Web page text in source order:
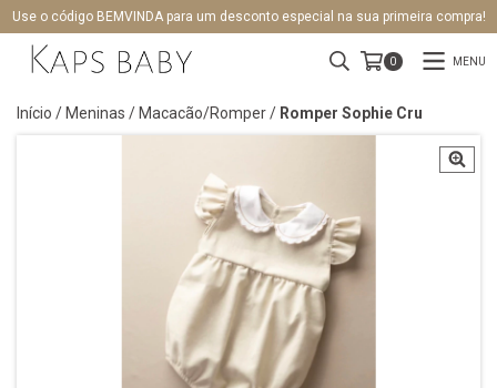
Use o código BEMVINDA para um desconto especial na sua primeira compra!
0 MENU
Início / Meninas / Macacão/Romper/ Romper Sophie Cru